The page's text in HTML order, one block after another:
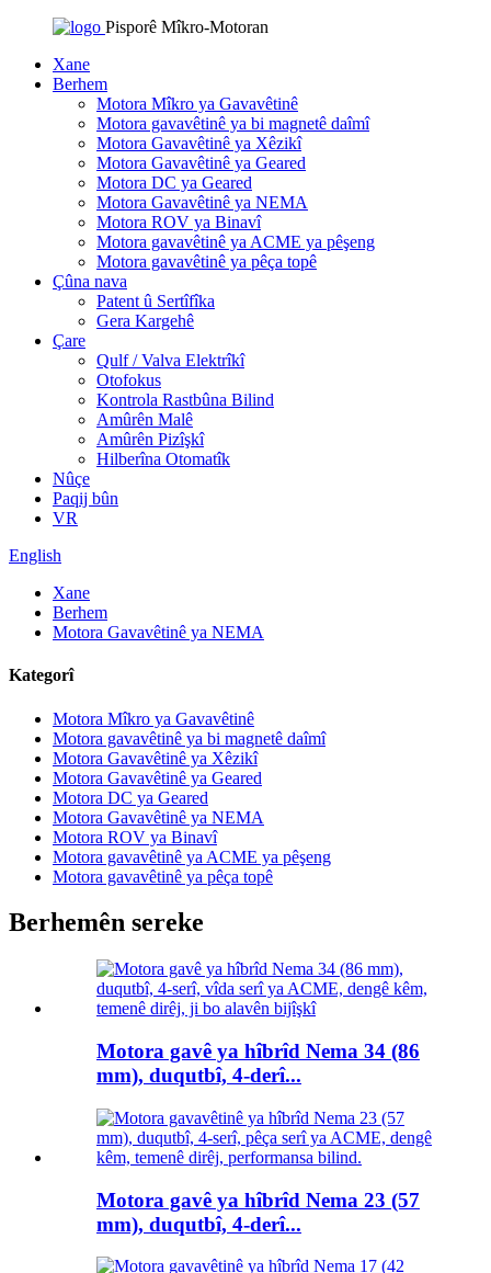
Pisporê Mîkro-Motoran
Xane
Berhem
Motora Mîkro ya Gavavêtinê
Motora gavavêtinê ya bi magnetê daîmî
Motora Gavavêtinê ya Xêzikî
Motora Gavavêtinê ya Geared
Motora DC ya Geared
Motora Gavavêtinê ya NEMA
Motora ROV ya Binavî
Motora gavavêtinê ya ACME ya pêşeng
Motora gavavêtinê ya pêça topê
Çûna nava
Patent û Sertîfîka
Gera Kargehê
Çare
Qulf / Valva Elektrîkî
Otofokus
Kontrola Rastbûna Bilind
Amûrên Malê
Amûrên Pizîşkî
Hilberîna Otomatîk
Nûçe
Paqij bûn
VR
English
Xane
Berhem
Motora Gavavêtinê ya NEMA
Kategorî
Motora Mîkro ya Gavavêtinê
Motora gavavêtinê ya bi magnetê daîmî
Motora Gavavêtinê ya Xêzikî
Motora Gavavêtinê ya Geared
Motora DC ya Geared
Motora Gavavêtinê ya NEMA
Motora ROV ya Binavî
Motora gavavêtinê ya ACME ya pêşeng
Motora gavavêtinê ya pêça topê
Berhemên sereke
Motora gavê ya hîbrîd Nema 34 (86
mm), duqutbî, 4-derî...
Motora gavê ya hîbrîd Nema 23 (57
mm), duqutbî, 4-derî...